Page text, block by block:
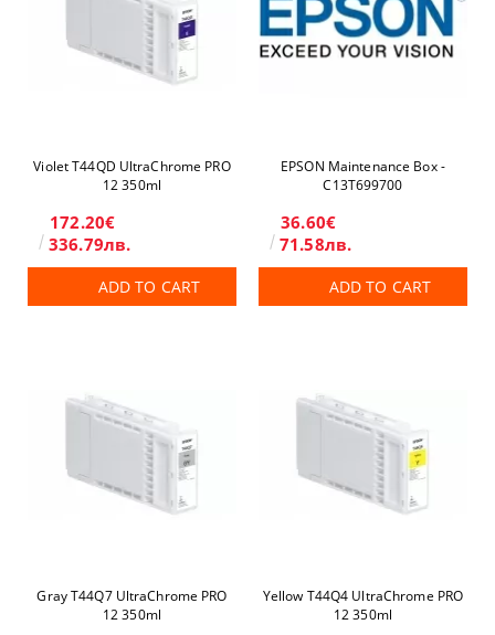
Violet T44QD UltraChrome PRO
12 350ml
172.20€
336.79лв.
ADD TO CART
EPSON Maintenance Box -
C13T699700
36.60€
71.58лв.
ADD TO CART
Gray T44Q7 UltraChrome PRO
12 350ml
Yellow T44Q4 UltraChrome PRO
12 350ml